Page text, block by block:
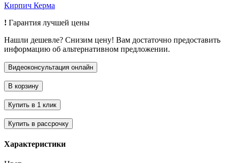
Кирпич Керма
! Гарантия лучшей цены
Нашли дешевле? Снизим цену! Вам достаточно предоставить
информацию об альтернативном предложении.
Характеристики